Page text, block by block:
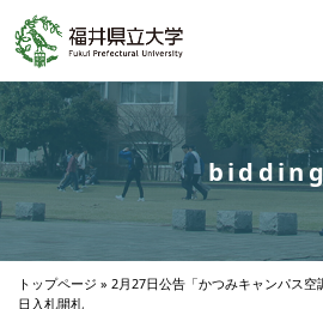
bidding
トップページ » 2月27日公告「かつみキャンパス
日入札開札